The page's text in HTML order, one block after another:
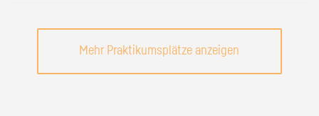
Mehr Praktikumsplätze anzeigen